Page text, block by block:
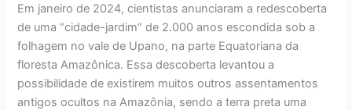
Em janeiro de 2024, cientistas anunciaram a redescoberta
de uma “cidade-jardim” de 2.000 anos escondida sob a
folhagem no vale de Upano, na parte Equatoriana da
floresta Amazônica. Essa descoberta levantou a
possibilidade de existirem muitos outros assentamentos
antigos ocultos na Amazônia, sendo a terra preta uma